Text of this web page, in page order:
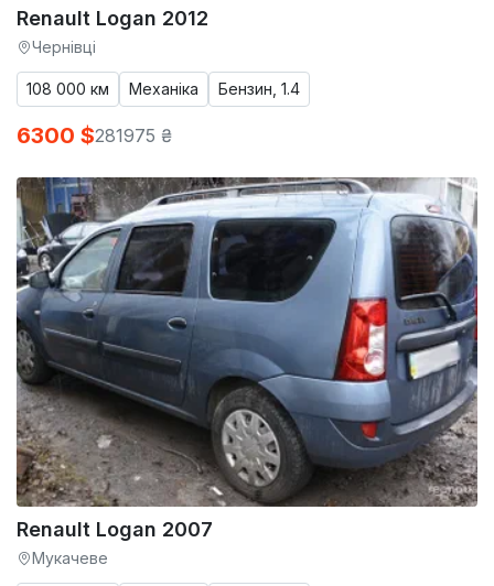
Renault Logan 2012
Чернівці
108 000 км Механіка Бензин, 1.4
6300 $281975 ₴
Renault Logan 2007
Мукачеве